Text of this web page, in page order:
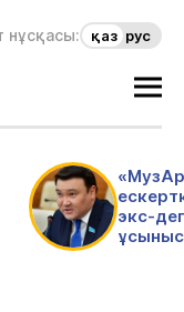
нұсқасы: қаз рус
экс-